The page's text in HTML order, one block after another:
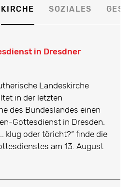
KIRCHE SOZIALES
in Dresdner
Landeskirche
in der letzten
des Bundeslandes einen
Gottesdienst in Dresden.
klug oder töricht?“ finde die
am 13. August